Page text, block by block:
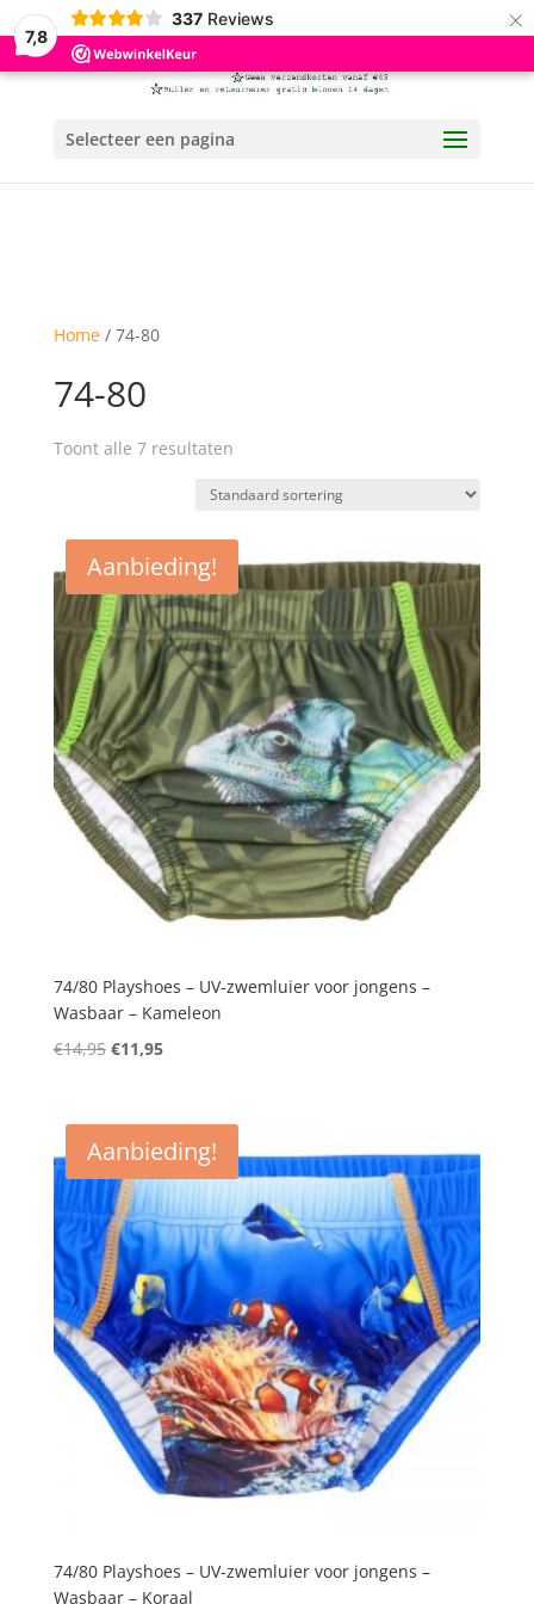
7,8
337 Reviews ×
Selecteer een pagina
Home/ 74-80
74-80
Toont alle 7 resultaten
Aanbieding!
74/80 Playshoes – UV-zwemluier voor jongens –
Wasbaar – Kameleon
€14,95 Oorspronkelijke
€14,95.
€11,95Huidige
€11,95.
Aanbieding!
74/80 Playshoes – UV-zwemluier voor jongens –
Wasbaar – Koraal